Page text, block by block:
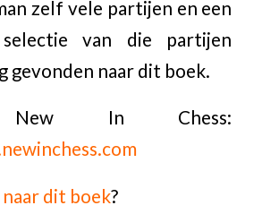
zelf vele partijen en een
selectie van die partijen
gevonden naar dit boek.
New In Chess:
dit boek?